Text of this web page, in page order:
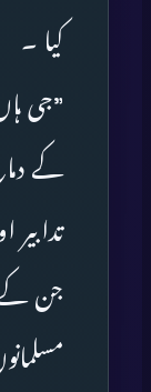
کیا ۔
”جی
کے
جن کے